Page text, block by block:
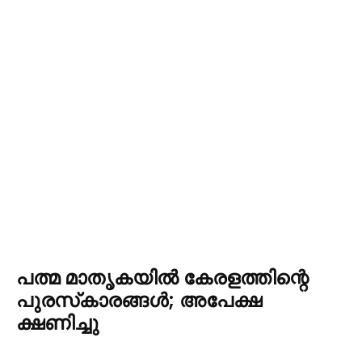
പത്മ മാതൃകയില്‍ കേരളത്തിന്റെ
പുരസ്‌കാരങ്ങള്‍; അപേക്ഷ
ക്ഷണിച്ചു